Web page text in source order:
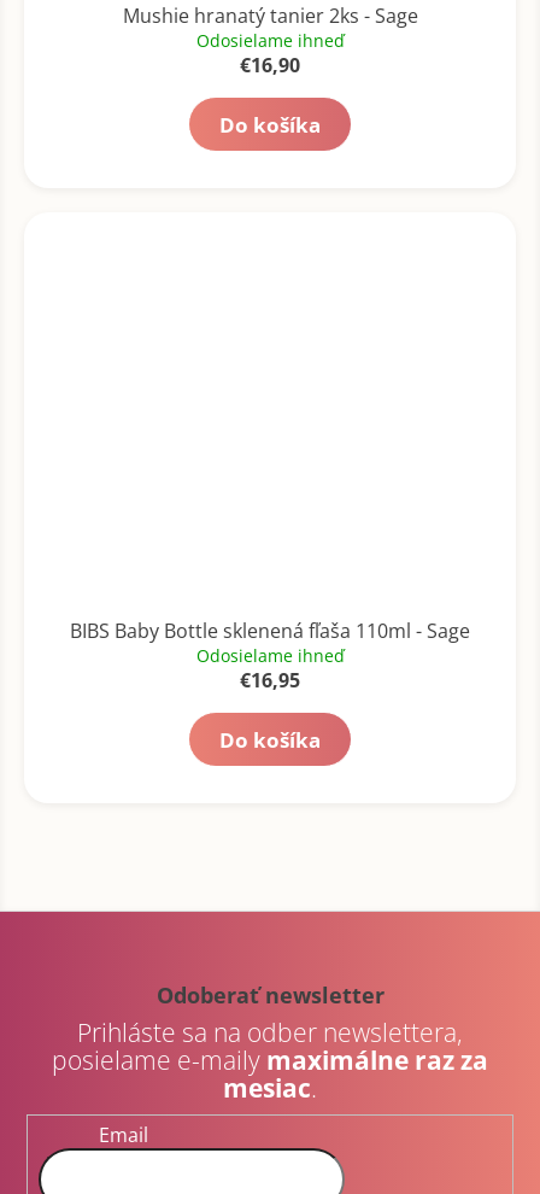
Mushie hranatý tanier 2ks - Sage
Odosielame ihneď
€16,90
Do košíka
BIBS Baby Bottle sklenená fľaša 110ml - Sage
Odosielame ihneď
€16,95
Do košíka
Z
Odoberať newsletter
Prihláste sa na odber newslettera,
posielame e-maily maximálne raz za
mesiac.
Email